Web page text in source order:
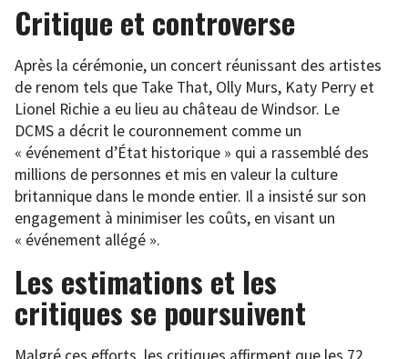
Critique et controverse
Après la cérémonie, un concert réunissant des artistes
de renom tels que Take That, Olly Murs, Katy Perry et
Lionel Richie a eu lieu au château de Windsor. Le
DCMS a décrit le couronnement comme un
« événement d’État historique » qui a rassemblé des
millions de personnes et mis en valeur la culture
britannique dans le monde entier. Il a insisté sur son
engagement à minimiser les coûts, en visant un
« événement allégé ».
Les estimations et les
critiques se poursuivent